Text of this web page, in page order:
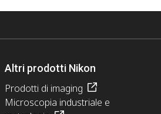
Altri prodotti Nikon
Prodotti di imaging
Microscopia industriale e